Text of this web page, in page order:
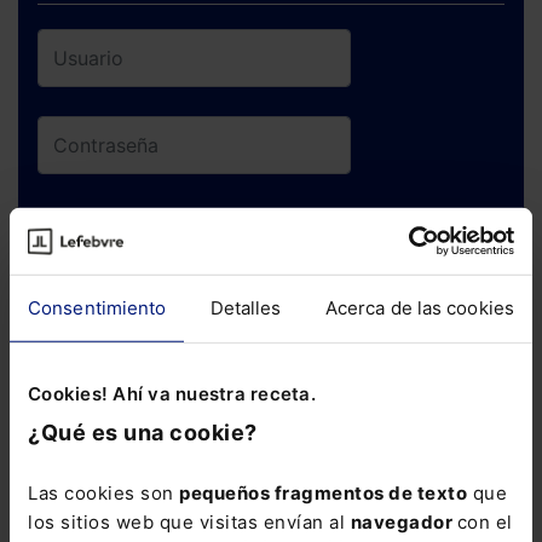
Consentimiento Detalles Acerca de las cookies
Cookies! Ahí va nuestra receta.
¿Qué es una cookie?
Las cookies son pequeños fragmentos de texto que
los sitios web que visitas envían al navegador con el
ENTRAR
¿Has olvidado tu contraseña?
Si todavía no te has suscrito, no pierdas
está oportunidad y adquiere tu acceso
110,00€ 66,00€